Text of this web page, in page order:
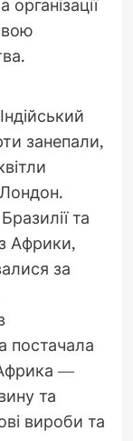
занепали,
та
Африки,
за
постачала
—
та
вироби та